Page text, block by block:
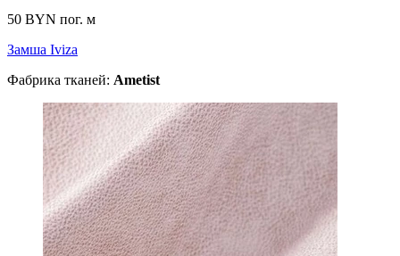
50 BYN пог. м
Замша Iviza
Фабрика тканей: Ametist